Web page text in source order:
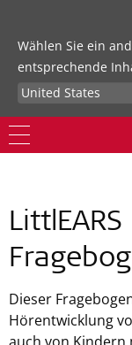
Wählen Sie ein
entsprechende
Dieser
Hörentwicklung